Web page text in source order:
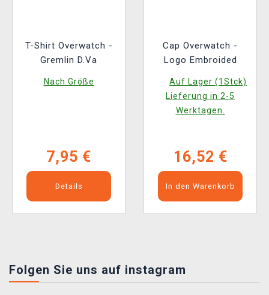
T-Shirt Overwatch -
Gremlin D.Va
Nach Größe
7,95 €
Details
Cap Overwatch -
Logo Embroided
Auf Lager (1Stck)
Lieferung in 2-5
Werktagen.
16,52 €
In den Warenkorb
Folgen Sie uns auf instagram